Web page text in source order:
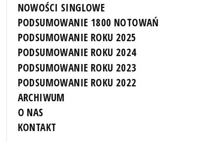
NOWOŚCI SINGLOWE
PODSUMOWANIE 1800 NOTOWAŃ
PODSUMOWANIE ROKU 2025
PODSUMOWANIE ROKU 2024
PODSUMOWANIE ROKU 2023
PODSUMOWANIE ROKU 2022
ARCHIWUM
O NAS
KONTAKT